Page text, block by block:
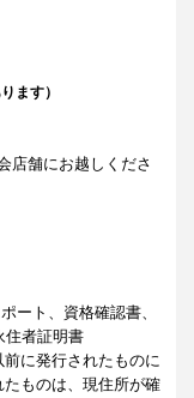
ます）
店舗にお越しくださ
ート、資格確認書、
住者証明書
に発行されたものに
ものは、現住所が確